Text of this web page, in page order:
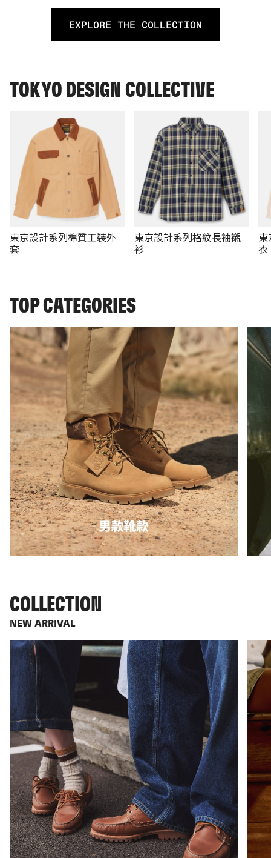
EXPLORE THE COLLECTION
TOKYO DESIGN COLLECTIVE
東京設計系列棉質工裝外
套
東京設計系列格紋長袖襯
衫
東
衣
TOP CATEGORIES
COLLECTION
NEW ARRIVAL